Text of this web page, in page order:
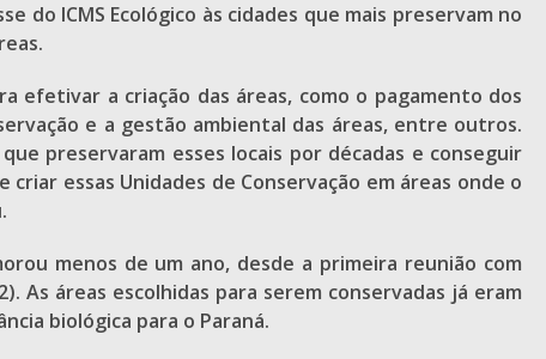
ICMS Ecológico às cidades que mais preservam no
efetivar a criação das áreas, como o pagamento dos
e a gestão ambiental das áreas, entre outros.
preservaram esses locais por décadas e conseguir
essas Unidades de Conservação em áreas onde o
menos de um ano, desde a primeira reunião com
As áreas escolhidas para serem conservadas já eram
biológica para o Paraná.